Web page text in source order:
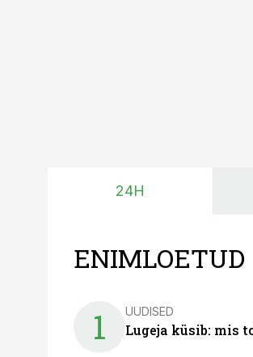
24H
ENIMLOETUD
1 UUDISED
Lugeja küsib: mis